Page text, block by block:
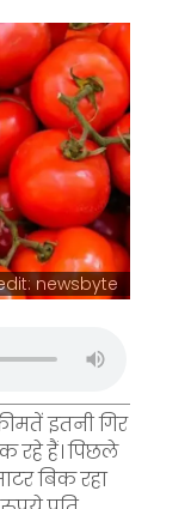
newsbyte
इतनी गिर
रहे हैं। पिछले
बिक रहा